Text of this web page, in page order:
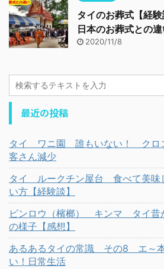
タイのお葬式【経
日本のお葬式との
2020/11/8
最近の投稿
タイ ワニ園 誰もいない！ クロ
客さん減少
タイ ルークチン屋台 食べて美
い方【経験談】
ビンロウ（檳榔） キンマ タイ昔
の様子【感想】
あるあるタイの常識 その8 エ～
い！日常生活